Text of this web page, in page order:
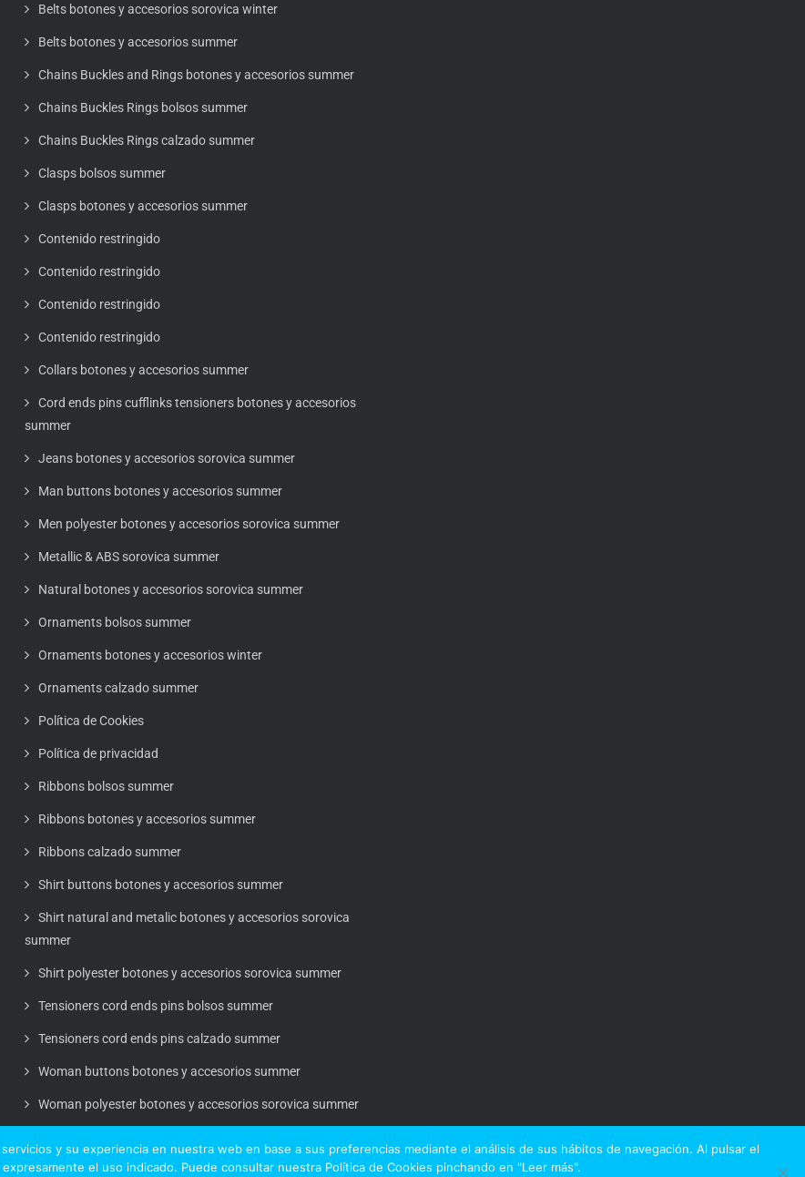
Belts botones y accesorios sorovica winter
Belts botones y accesorios summer
Chains Buckles and Rings botones y accesorios summer
Chains Buckles Rings bolsos summer
Chains Buckles Rings calzado summer
Clasps bolsos summer
Clasps botones y accesorios summer
Contenido restringido
Contenido restringido
Contenido restringido
Contenido restringido
Collars botones y accesorios summer
Cord ends pins cufflinks tensioners botones y accesorios
summer
Jeans botones y accesorios sorovica summer
Man buttons botones y accesorios summer
Men polyester botones y accesorios sorovica summer
Metallic & ABS sorovica summer
Natural botones y accesorios sorovica summer
Ornaments bolsos summer
Ornaments botones y accesorios winter
Ornaments calzado summer
Política de Cookies
Política de privacidad
Ribbons bolsos summer
Ribbons botones y accesorios summer
Ribbons calzado summer
Shirt buttons botones y accesorios summer
Shirt natural and metalic botones y accesorios sorovica
summer
Shirt polyester botones y accesorios sorovica summer
Tensioners cord ends pins bolsos summer
Tensioners cord ends pins calzado summer
Woman buttons botones y accesorios summer
Woman polyester botones y accesorios sorovica summer
y su experiencia en nuestra web en base a sus preferencias mediante el análisis de sus hábitos de navegación. Al pulsar el
el uso indicado. Puede consultar nuestra Política de Cookies pinchando en "Leer más".